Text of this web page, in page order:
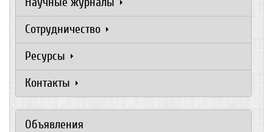
Сотрудничество
Ресурсы
Контакты
Объявления